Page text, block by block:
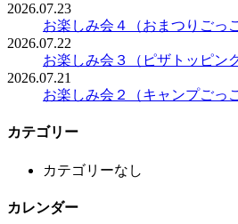
2026.07.23
お楽しみ会４（おまつりごっ
2026.07.22
お楽しみ会３（ピザトッピン
2026.07.21
お楽しみ会２（キャンプごっ
カテゴリー
カテゴリーなし
カレンダー